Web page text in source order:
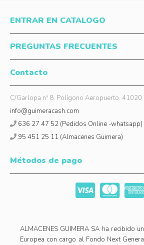
ENTRAR EN CATALOGO
PREGUNTAS FRECUENTES
Contacto
C/Garlopa nº 8. Polígono Aeropuerto. 41020
info@guimeracash.com
636 27 47 52 (Pedidos Online -whatsapp)
95 451 25 11 (Almacenes Guimera)
Métodos de pago
ALMACENES GUIMERA SA ha recibido
Europea con cargo al Fondo Next